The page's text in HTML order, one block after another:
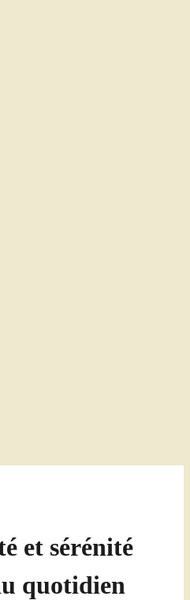
et sérénité
quotidien